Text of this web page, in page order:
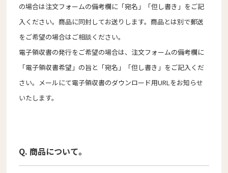
の場合は注文フォームの備考欄に「宛名」「但し書き」をご記
入ください。商品に同封してお送りします。商品とは別で郵送
をご希望の場合はご相談ください。
電子領収書の発行をご希望の場合は、注文フォームの備考欄に
「電子領収書希望」の旨と「宛名」「但し書き」をご記入くだ
さい。メールにて電子領収書のダウンロード用URLをお知らせ
いたします。
Q. 商品について。